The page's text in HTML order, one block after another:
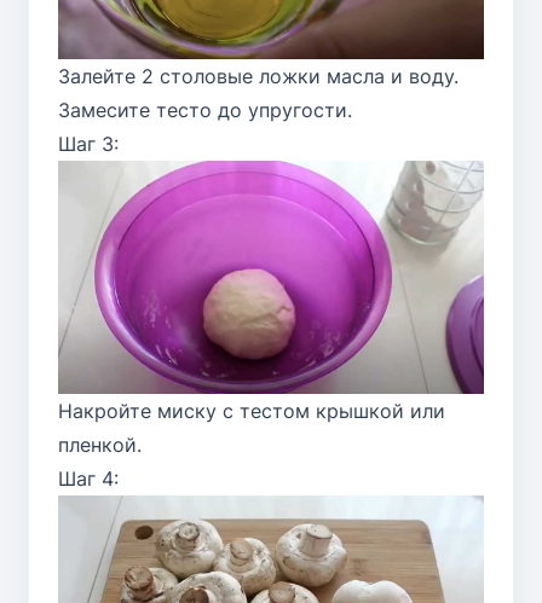
Залейте 2 столовые ложки масла и воду.
Замесите тесто до упругости.
Шаг 3:
Накройте миску с тестом крышкой или
пленкой.
Шаг 4: